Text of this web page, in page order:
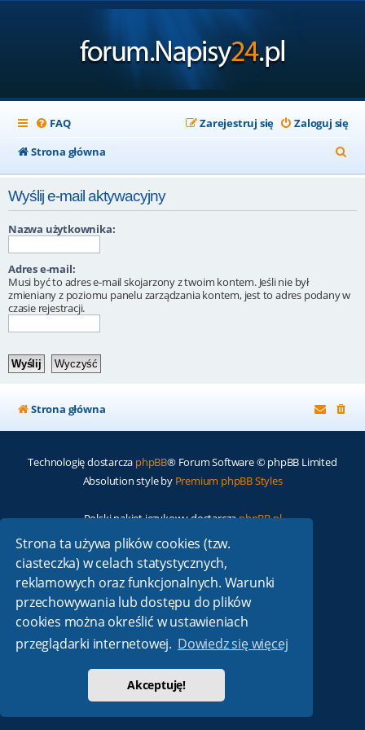
Strona ta używa plików cookies (tzw.
ciasteczka) w celach statystycznych,
reklamowych oraz funkcjonalnych. Warunki
przechowywania lub dostępu do plików
cookies można określić w ustawieniach
przeglądarki internetowej. Dowiedz się więcej
Akceptuję!
FAQ Zaloguj się
Zarejestruj się
Strona główna
z
Wyślij e-mail aktywacyjny
Nazwa użytkownika:
Adres e-mail:
Musi być to adres e-mail skojarzony z twoim kontem. Jeśli nie był
zmieniany z poziomu panelu zarządzania kontem, jest to adres podany w
czasie rejestracji.
Strona główna
Technologię dostarcza phpBB® Forum Software © phpBB Limited
Absolution style by Premium phpBB Styles
Polski pakiet językowy dostarczaphpBB.pl
Zasady ochrony danych osobowych